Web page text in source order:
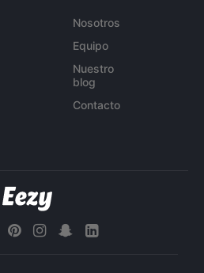
Nosotros
Equipo
Nuestro
blog
Contacto